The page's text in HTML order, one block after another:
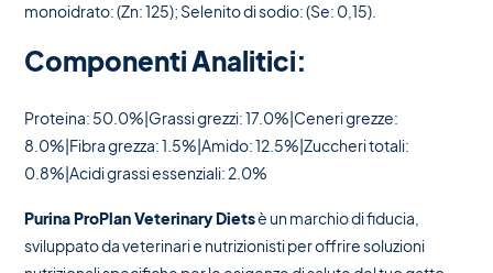
monoidrato: (Zn: 125); Selenito di sodio: (Se: 0,15).
Componenti Analitici:
Proteina: 50.0%|Grassi grezzi: 17.0%|Ceneri grezze:
8.0%|Fibra grezza: 1.5%|Amido: 12.5%|Zuccheri totali:
0.8%|Acidi grassi essenziali: 2.0%
Purina ProPlan Veterinary Dietsè un marchio di fiducia,
sviluppato da veterinari e nutrizionisti per offrire soluzioni